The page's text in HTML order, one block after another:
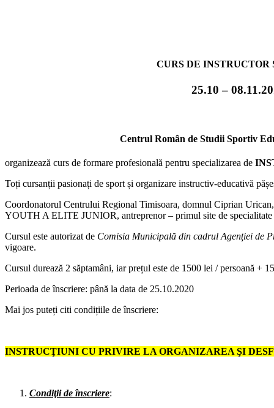
CURS DE INSTRUCTOR
25.10 –
Centrul Român de Studii Sportiv
organizează curs de formare profesională pentru specializarea de
Toți cursanții pasionați de sport și organizare instructiv-educativă
Coordonatorul Centrului Regional Timisoara, domnul Ciprian
YOUTH A ELITE JUNIOR, antreprenor – primul site de
Cursul este autorizat de Comisia Municipală din cadrul Agenţiei de
vigoare.
Cursul durează 2 săptamâni, iar prețul este de 1500 lei / persoană +
Perioada de înscriere: până la data de 25.10.2020
Mai jos puteți citi condițiile de înscriere:
INSTRUCŢIUNI CU PRIVIRE LA ORGANIZAREA ŞI
Condiţii de înscriere: